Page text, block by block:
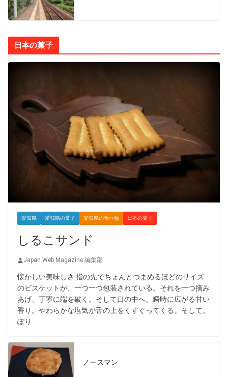
日本の菓子
愛知県 愛知県の菓子 愛知県の食べ物 日本の菓子
しるこサンド
Japan Web Magazine 編集部
懐かしい美味しさ 指の先でちょんとつまめるほどのサイズ
のビスケットが、一つ一つ包装されている。それを一つ摘み
あげ、丁寧に端を破く。そして口の中へ。瞬時に広がる甘い
香り。やわらかな塩気が舌の上をくすぐってくる。そして。
ぽり
ノースマン